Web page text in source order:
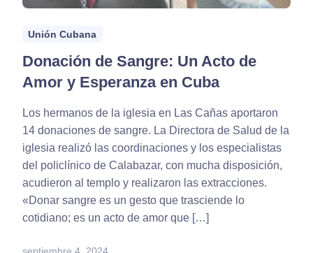
Unión Cubana
Donación de Sangre: Un Acto de
Amor y Esperanza en Cuba
Los hermanos de la iglesia en Las Cañas aportaron
14 donaciones de sangre. La Directora de Salud de la
iglesia realizó las coordinaciones y los especialistas
del policlínico de Calabazar, con mucha disposición,
acudieron al templo y realizaron las extracciones.
«Donar sangre es un gesto que trasciende lo
cotidiano; es un acto de amor que […]